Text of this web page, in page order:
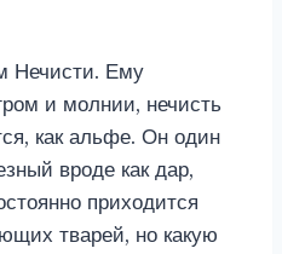
Нечисти. Ему
и молнии, нечисть
как альфе. Он один
вроде как дар,
приходится
тварей, но какую